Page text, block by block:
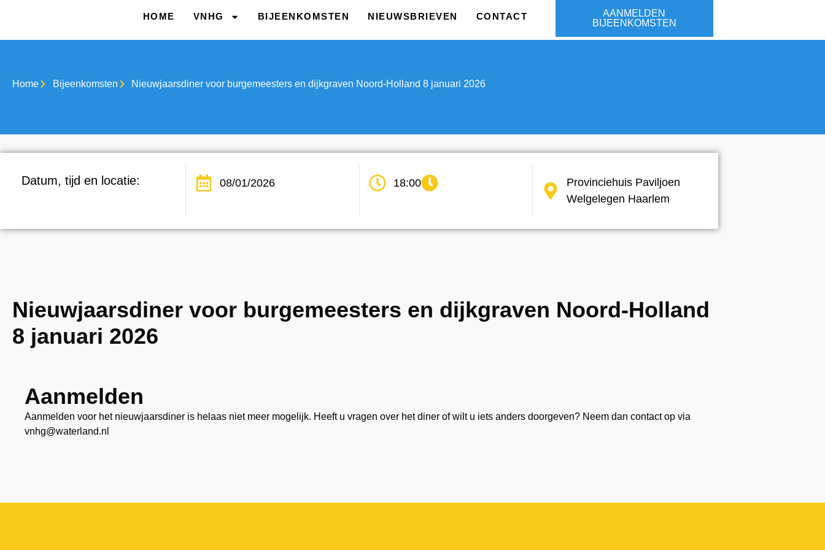
HOME VNHG BIJEENKOMSTEN NIEUWSBRIEVEN CONTACT
AANMELDEN
BIJEENKOMSTEN
Home Bijeenkomsten Nieuwjaarsdiner voor burgemeesters en dijkgraven Noord-Holland 8 januari 2026
Datum, tijd en locatie: 08/01/2026 18:00
Provinciehuis Paviljoen
Welgelegen Haarlem
Nieuwjaarsdiner voor burgemeesters en dijkgraven Noord-Holland
8 januari 2026
Aanmelden
Aanmelden voor het nieuwjaarsdiner is helaas niet meer mogelijk. Heeft u vragen over het diner of wilt u iets anders doorgeven? Neem dan contact op via
vnhg@waterland.nl